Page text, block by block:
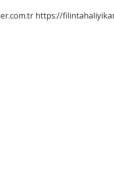
https://